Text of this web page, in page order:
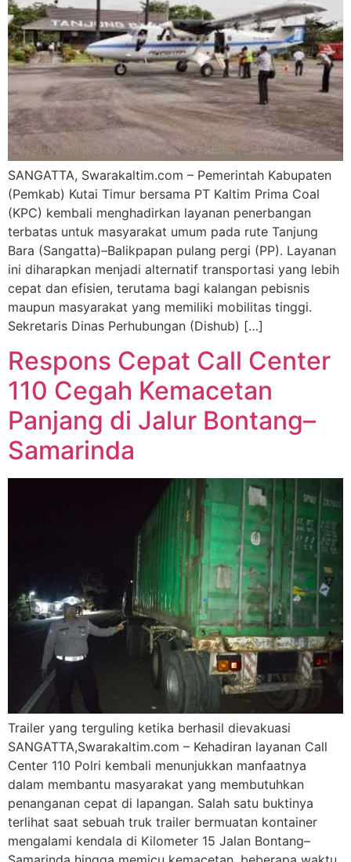
SANGATTA, Swarakaltim.com – Pemerintah Kabupaten
(Pemkab) Kutai Timur bersama PT Kaltim Prima Coal
(KPC) kembali menghadirkan layanan penerbangan
terbatas untuk masyarakat umum pada rute Tanjung
Bara (Sangatta)–Balikpapan pulang pergi (PP). Layanan
ini diharapkan menjadi alternatif transportasi yang lebih
cepat dan efisien, terutama bagi kalangan pebisnis
maupun masyarakat yang memiliki mobilitas tinggi.
Sekretaris Dinas Perhubungan (Dishub) […]
Respons Cepat Call Center
110 Cegah Kemacetan
Panjang di Jalur Bontang–
Samarinda
Trailer yang terguling ketika berhasil dievakuasi
SANGATTA,Swarakaltim.com – Kehadiran layanan Call
Center 110 Polri kembali menunjukkan manfaatnya
dalam membantu masyarakat yang membutuhkan
penanganan cepat di lapangan. Salah satu buktinya
terlihat saat sebuah truk trailer bermuatan kontainer
mengalami kendala di Kilometer 15 Jalan Bontang–